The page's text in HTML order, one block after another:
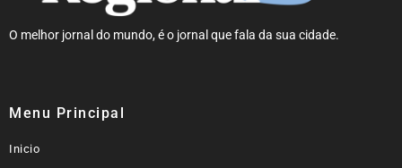
O melhor jornal do mundo, é o jornal que fala da sua cidade.
Menu Principal
Inicio